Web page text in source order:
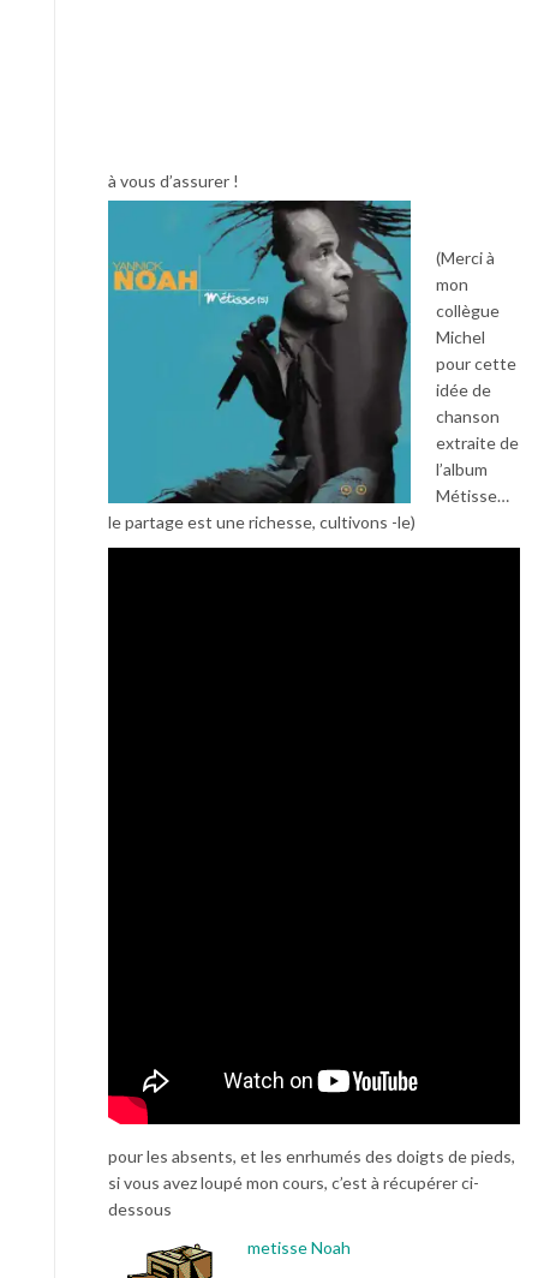
à vous d’assurer !
(Merci à
mon
collègue
Michel
pour cette
idée de
chanson
extraite de
l’album
Métisse…
le partage est une richesse, cultivons -le)
pour les absents, et les enrhumés des doigts de pieds,
si vous avez loupé mon cours, c’est à récupérer ci-
dessous
metisse Noah